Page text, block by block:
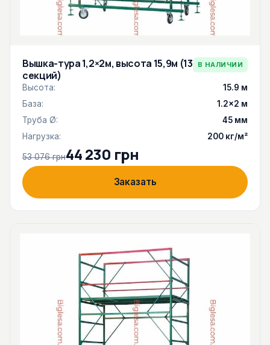
Вышка-тура 1,2×2м, высота 15,9м (13
секций)
В НАЛИЧИИ
Высота:
15.9 м
База:
1.2×2 м
Труба Ø:
45 мм
Нагрузка:
200 кг/м²
53 076 грн44 230 грн
Заказать